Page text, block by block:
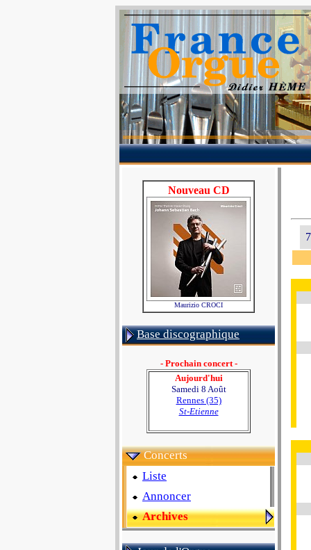
Nouveau CD
Maurizio CROCI
Base discographique
- Prochain concert -
Aujourd'hui
Samedi 8 Août
Rennes (35)
St-Etienne
Concerts
Liste
Annoncer
Archives